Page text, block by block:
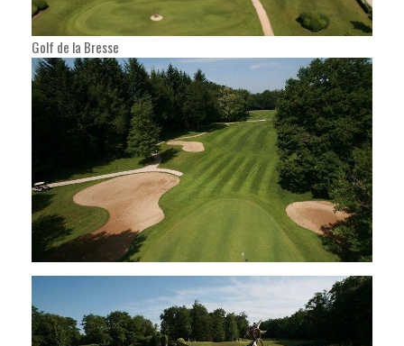
Golf de la Bresse